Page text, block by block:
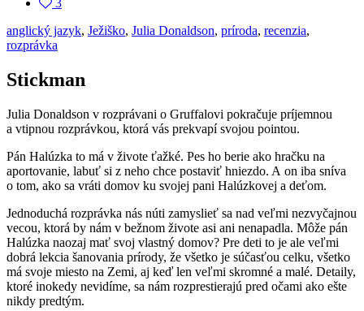
3
anglický jazyk, Ježiško, Julia Donaldson, príroda, recenzia,
rozprávka
Stickman
Julia Donaldson v rozprávani o Gruffalovi pokračuje príjemnou
a vtipnou rozprávkou, ktorá vás prekvapí svojou pointou.
Pán Halúzka to má v živote ťažké. Pes ho berie ako hračku na
aportovanie, labuť si z neho chce postaviť hniezdo. A on iba sníva
o tom, ako sa vráti domov ku svojej pani Halúzkovej a deťom.
Jednoduchá rozprávka nás núti zamyslieť sa nad veľmi nezvyčajnou
vecou, ktorá by nám v bežnom živote asi ani nenapadla. Môže pán
Halúzka naozaj mať svoj vlastný domov? Pre deti to je ale veľmi
dobrá lekcia šanovania prírody, že všetko je súčasťou celku, všetko
má svoje miesto na Zemi, aj keď len veľmi skromné a malé. Detaily,
ktoré inokedy nevidíme, sa nám rozprestierajú pred očami ako ešte
nikdy predtým.